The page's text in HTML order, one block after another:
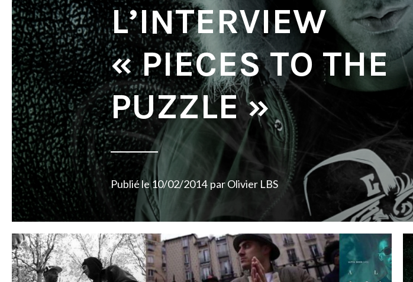
L’INTERVIEW
« PIECES TO THE
PUZZLE »
Publié le10/02/2014 parOlivier LBS